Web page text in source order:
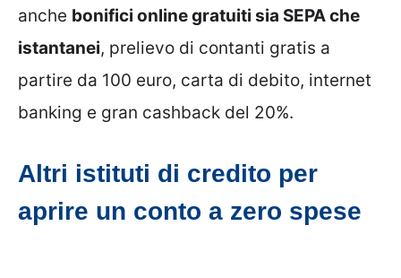
anche bonifici online gratuiti sia SEPA che
istantanei, prelievo di contanti gratis a
partire da 100 euro, carta di debito, internet
banking e gran cashback del 20%.
Altri istituti di credito per
aprire un conto a zero spese